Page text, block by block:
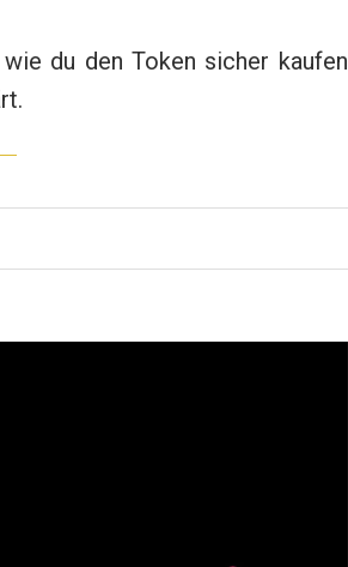
du den Token sicher kaufen